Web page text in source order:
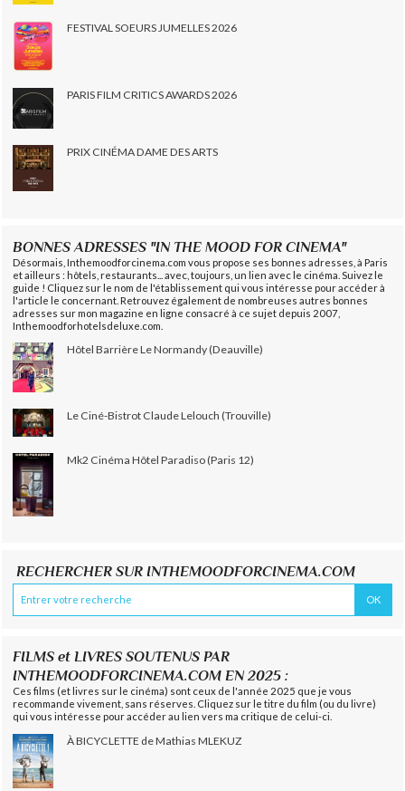
FESTIVAL SOEURS JUMELLES 2026
PARIS FILM CRITICS AWARDS 2026
PRIX CINÉMA DAME DES ARTS
BONNES ADRESSES "IN THE MOOD FOR CINEMA"
Désormais, Inthemoodforcinema.com vous propose ses bonnes adresses, à Paris
et ailleurs : hôtels, restaurants... avec, toujours, un lien avec le cinéma. Suivez le
guide ! Cliquez sur le nom de l'établissement qui vous intéresse pour accéder à
l'article le concernant. Retrouvez également de nombreuses autres bonnes
adresses sur mon magazine en ligne consacré à ce sujet depuis 2007,
Inthemoodforhotelsdeluxe.com.
Hôtel Barrière Le Normandy (Deauville)
Le Ciné-Bistrot Claude Lelouch (Trouville)
Mk2 Cinéma Hôtel Paradiso (Paris 12)
RECHERCHER SUR INTHEMOODFORCINEMA.COM
FILMS et LIVRES SOUTENUS PAR
INTHEMOODFORCINEMA.COM EN 2025 :
Ces films (et livres sur le cinéma) sont ceux de l'année 2025 que je vous
recommande vivement, sans réserves. Cliquez sur le titre du film (ou du livre)
qui vous intéresse pour accéder au lien vers ma critique de celui-ci.
À BICYCLETTE de Mathias MLEKUZ